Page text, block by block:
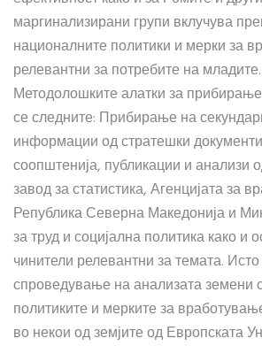
маргинализирани групи вклучува
националните политики и мерки за
релевантни за потребите на младите.
Методолошките алатки за
се следните: Прибирање на
информации од стратешки
соопштенија, публикации и анализи
завод за статистика, Агенцијата за
Република Северна Македонија и
за труд и социјална политика како и
чинители релевантни за темата.
спроведување на анализата земени
политиките и мерките за
во некои од земјите од Европската